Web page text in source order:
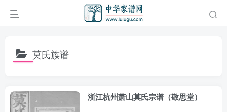
莫氏族谱
浙江杭州萧山莫氏宗谱（敬思堂）